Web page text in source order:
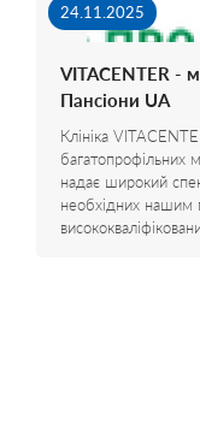
24.11.2025
VITACENTER -
Пансіони UA
Клініка
багатопрофільних
надає широкий
необхідних нашим